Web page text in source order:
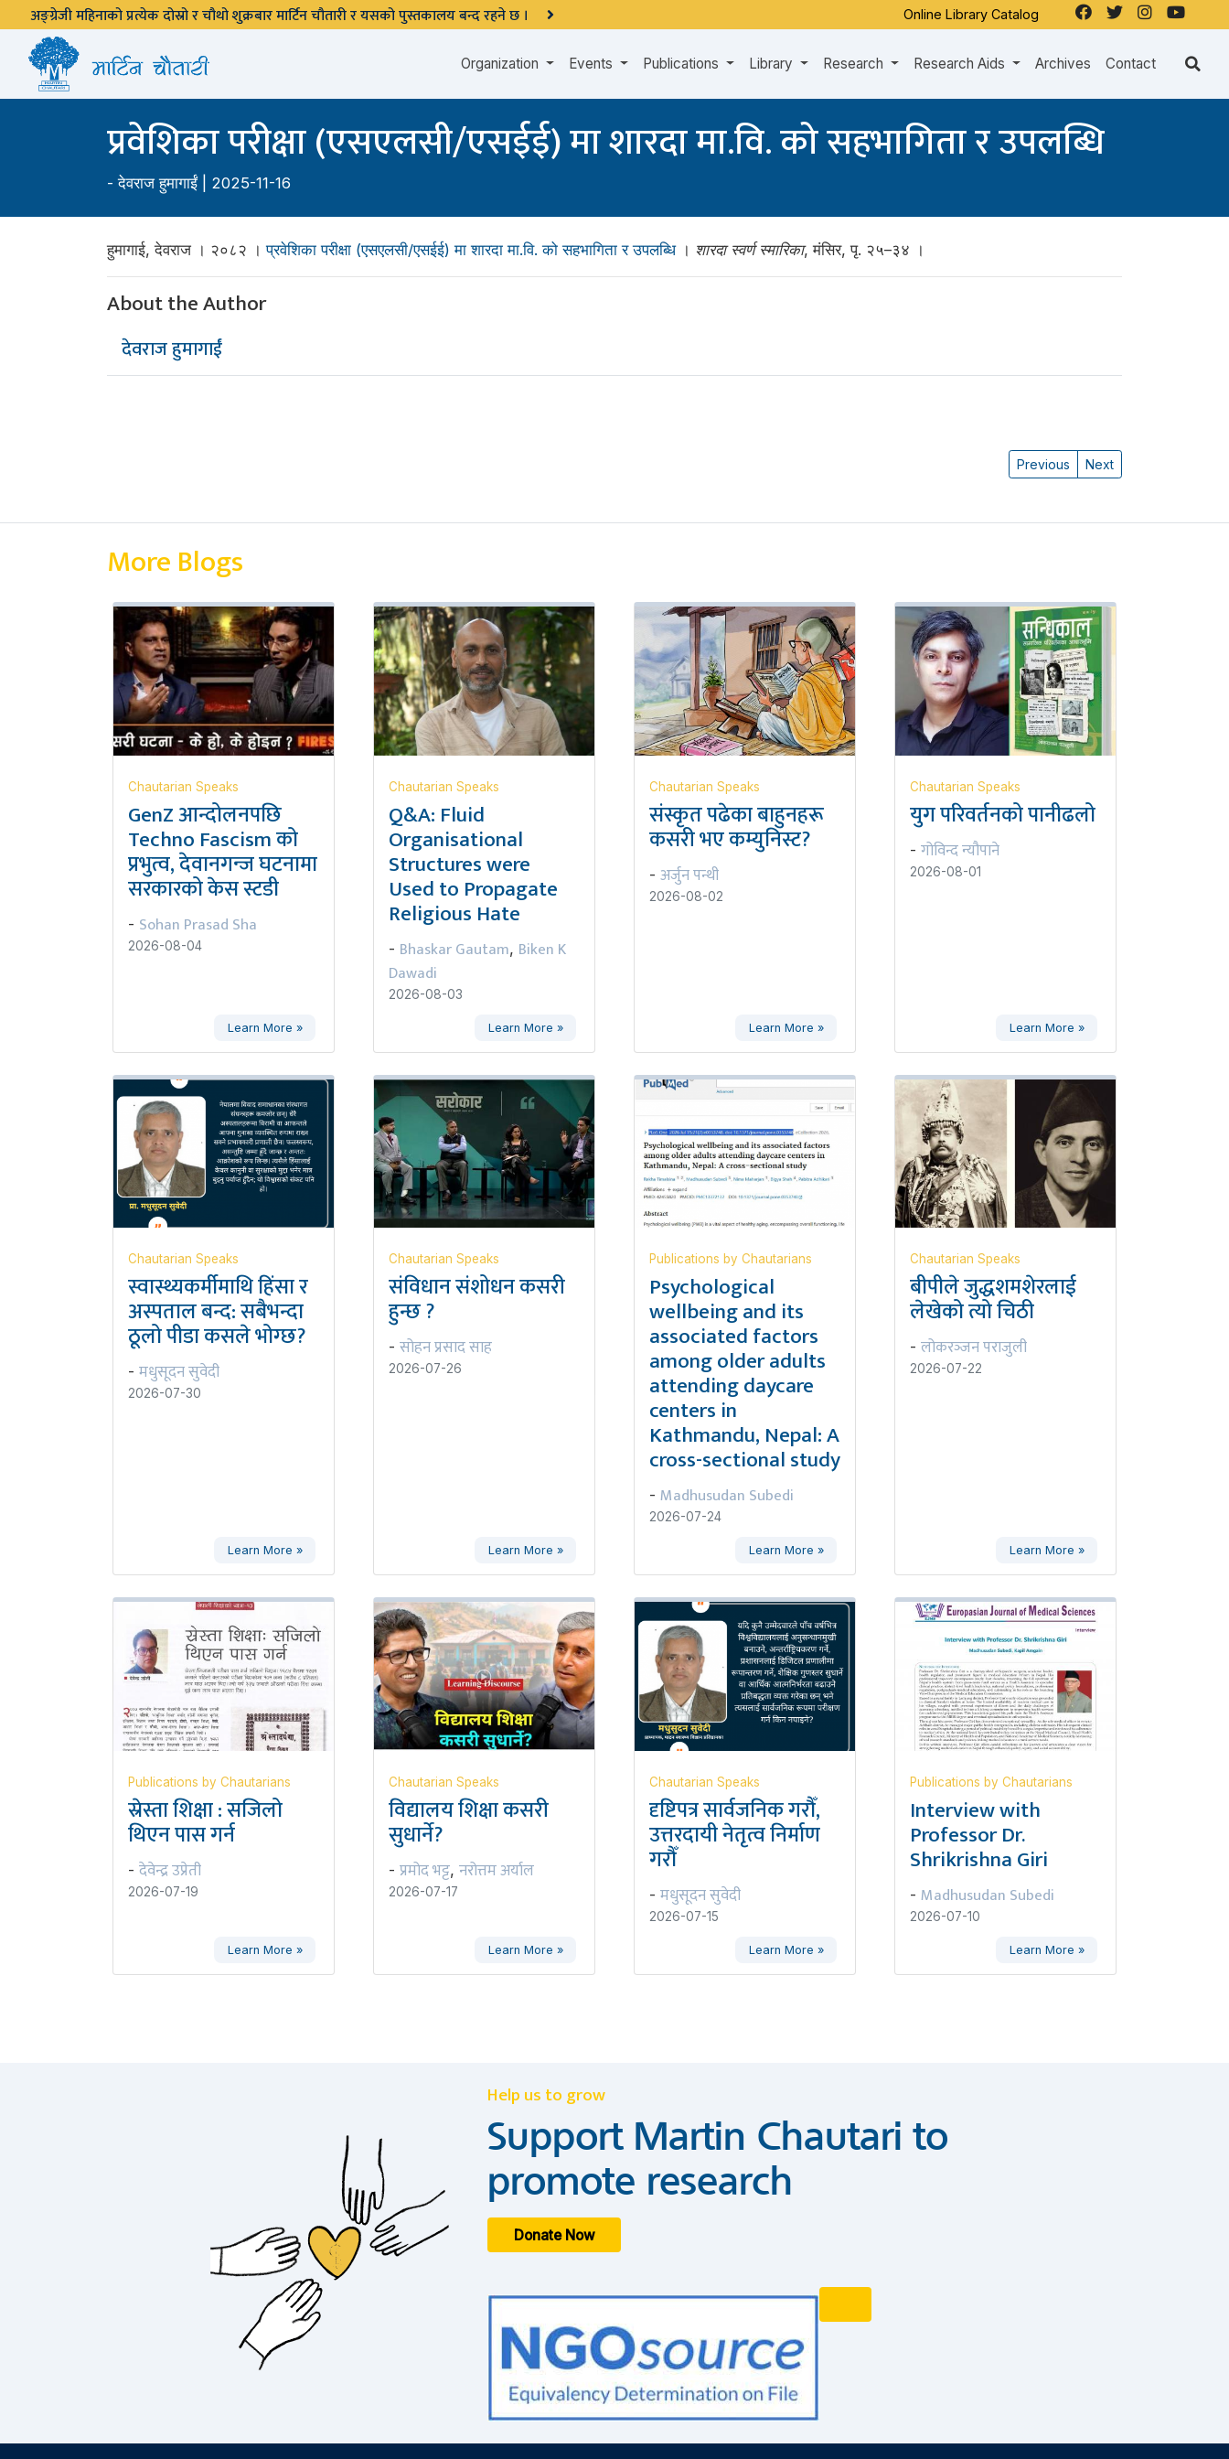
अङ्ग्रेजी महिनाको प्रत्येक दोस्रो र चौथो शुक्रबार मार्टिन चौतारी र यसको पुस्तकालय बन्द रहने छ । Online Library Catalog
Organization Events Publications Library Research Research Aids Archives Contact
प्रवेशिका परीक्षा (एसएलसी/एसईई) मा शारदा मा.वि. को सहभागिता र उपलब्धि
-देवराज हुमागाईं | 2025-11-16
हुमागाई, देवराज । २०८२ ।प्रवेशिका परीक्षा (एसएलसी/एसईई) मा शारदा मा.वि. को सहभागिता र उपलब्धि। शारदा स्वर्ण स्मारिका, मंसिर, पृ. २५–३४ ।
About the Author
देवराज हुमागाईं
Previous Next
More Blogs
Chautarian Speaks
GenZ आन्दोलनपछि
Techno Fascism को
प्रभुत्व, देवानगन्ज घटनामा
सरकारको केस स्टडी
- Sohan Prasad Sha
2026-08-04
Learn More »
Chautarian Speaks
Q&A: Fluid
Organisational
Structures were
Used to Propagate
Religious Hate
- Bhaskar Gautam, Biken K
Dawadi
2026-08-03
Learn More »
Chautarian Speaks
संस्कृत पढेका बाहुनहरू
कसरी भए कम्युनिस्ट?
- अर्जुन पन्थी
2026-08-02
Learn More »
Chautarian Speaks
युग परिवर्तनको पानीढलो
- गोविन्द न्यौपाने
2026-08-01
Learn More »
Chautarian Speaks
स्वास्थ्यकर्मीमाथि हिंसा र
अस्पताल बन्द: सबैभन्दा
ठूलो पीडा कसले भोग्छ?
- मधुसूदन सुवेदी
2026-07-30
Learn More »
Chautarian Speaks
संविधान संशोधन कसरी
हुन्छ ?
- सोहन प्रसाद साह
2026-07-26
Learn More »
Publications by Chautarians
Psychological
wellbeing and its
associated factors
among older adults
attending daycare
centers in
Kathmandu, Nepal: A
cross-sectional study
- Madhusudan Subedi
2026-07-24
Learn More »
Chautarian Speaks
बीपीले जुद्धशमशेरलाई
लेखेको त्यो चिठी
- लोकरञ्‍जन पराजुली
2026-07-22
Learn More »
Publications by Chautarians
स्रेस्ता शिक्षा : सजिलो
थिएन पास गर्न
- देवेन्द्र उप्रेती
2026-07-19
Learn More »
Chautarian Speaks
विद्यालय शिक्षा कसरी
सुधार्ने?
- प्रमोद भट्ट, नरोत्तम अर्याल
2026-07-17
Learn More »
Chautarian Speaks
दृष्टिपत्र सार्वजनिक गरौँ,
उत्तरदायी नेतृत्व निर्माण
गरौँ
- मधुसूदन सुवेदी
2026-07-15
Learn More »
Publications by Chautarians
Interview with
Professor Dr.
Shrikrishna Giri
- Madhusudan Subedi
2026-07-10
Learn More »
Help us to grow
Support Martin Chautari to
promote research
Donate Now